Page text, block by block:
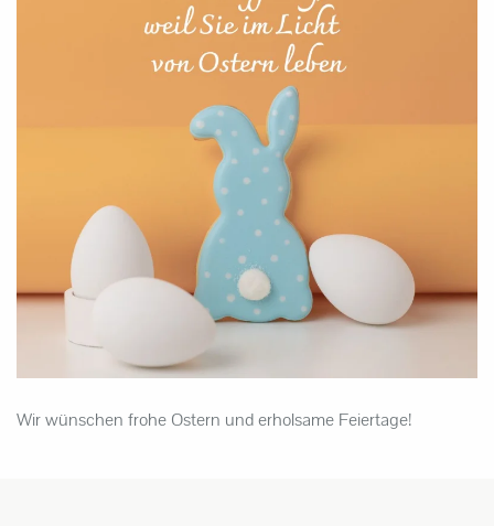
Wir wünschen frohe Ostern und erholsame Feiertage!